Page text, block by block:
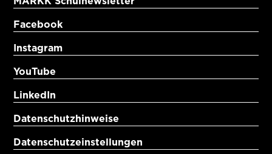
Facebook
Instagram
YouTube
LinkedIn
Datenschutzhinweise
Datenschutzeinstellungen